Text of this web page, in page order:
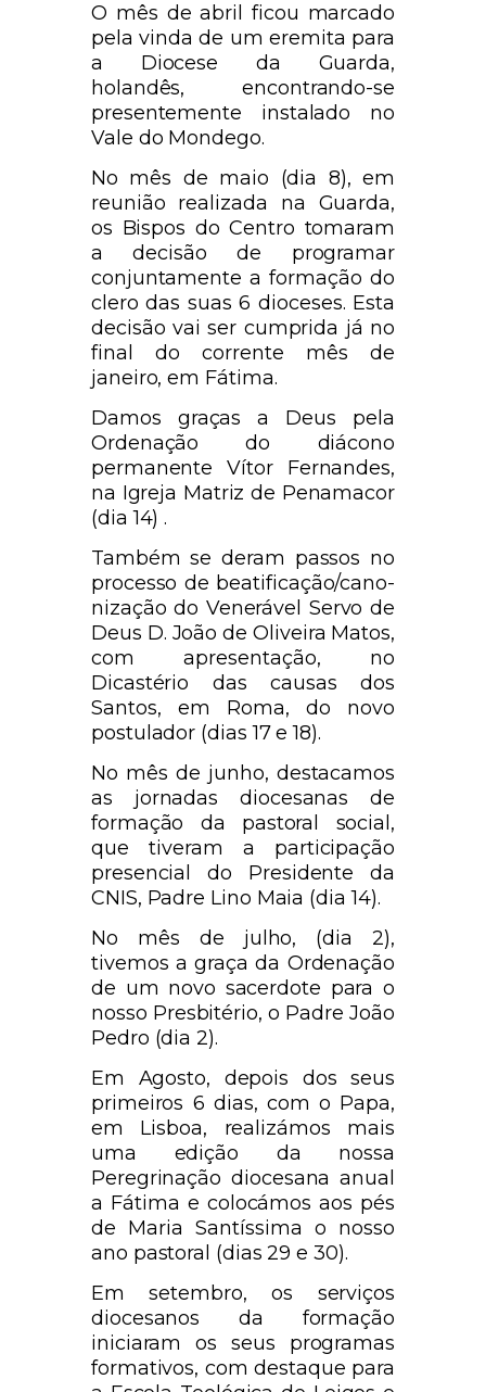
O mês de abril ficou marcado
pela vinda de um eremita para
a Diocese da Guarda,
holandês, encontrando-se
presentemente instalado no
Vale do Mondego.
No mês de maio (dia 8), em
reunião realizada na Guarda,
os Bispos do Centro tomaram
a decisão de programar
conjuntamente a formação do
clero das suas 6 dioceses. Esta
decisão vai ser cumprida já no
final do corrente mês de
janeiro, em Fátima.
Damos graças a Deus pela
Ordenação do diácono
permanente Vítor Fernandes,
na Igreja Matriz de Penamacor
(dia 14) .
Também se deram passos no
processo de beatificação/cano-
nização do Venerável Servo de
Deus D. João de Oliveira Matos,
com apresentação, no
Dicastério das causas dos
Santos, em Roma, do novo
postulador (dias 17 e 18).
No mês de junho, destacamos
as jornadas diocesanas de
formação da pastoral social,
que tiveram a participação
presencial do Presidente da
CNIS, Padre Lino Maia (dia 14).
No mês de julho, (dia 2),
tivemos a graça da Ordenação
de um novo sacerdote para o
nosso Presbitério, o Padre João
Pedro (dia 2).
Em Agosto, depois dos seus
primeiros 6 dias, com o Papa,
em Lisboa, realizámos mais
uma edição da nossa
Peregrinação diocesana anual
a Fátima e colocámos aos pés
de Maria Santíssima o nosso
ano pastoral (dias 29 e 30).
Em setembro, os serviços
diocesanos da formação
iniciaram os seus programas
formativos, com destaque para